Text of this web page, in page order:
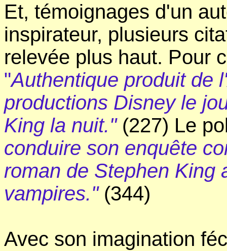
Et, témoignages d'un
inspirateur, plusieurs
relevée plus haut. Pour
"Authentique produit de
productions Disney le
King la nuit."(227) Le
conduire son enquête
roman de Stephen King
vampires."(344)
Avec son imagination